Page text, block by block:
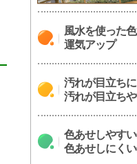
風水を使った
運気アップ
汚れが目立ちに
汚れが目立ち
色あせしやすい
色あせしにく